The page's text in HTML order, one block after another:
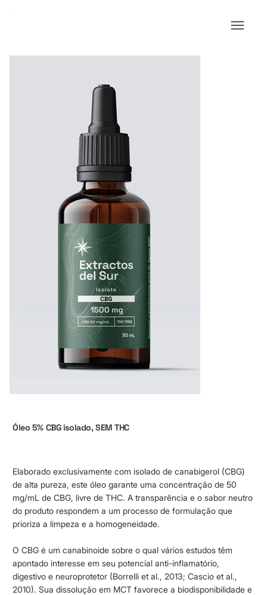
Óleo 5% CBG isolado, SEM THC
Elaborado exclusivamente com isolado de canabigerol (CBG)
de alta pureza, este óleo garante uma concentração de 50
mg/mL de CBG, livre de THC. A transparência e o sabor neutro
do produto respondem a um processo de formulação que
prioriza a limpeza e a homogeneidade.
O CBG é um canabinoide sobre o qual vários estudos têm
apontado interesse em seu potencial anti-inflamatório,
digestivo e neuroprotetor (Borrelli et al., 2013; Cascio et al.,
2010). Sua dissolução em MCT favorece a biodisponibilidade e